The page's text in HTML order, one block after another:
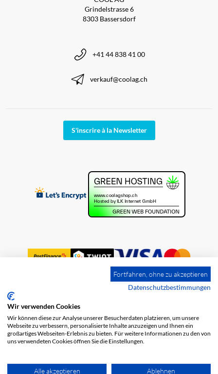
Grindelstrasse 6
8303 Bassersdorf
+41 44 838 41 00
verkauf@coolag.ch
S'inscrire à la Newsletter
Impression
Protection des données
Fortfahren, ohne zu akzeptieren
Datenschutzbestimmungen
Wir verwenden Cookies
Wir können diese zur Analyse unserer Besucherdaten platzieren, um unsere
Webseite zu verbessern, personalisierte Inhalte anzuzeigen und Ihnen ein
großartiges Webseiten-Erlebnis zu bieten. Für weitere Informationen zu den von
uns verwendeten Cookies öffnen Sie die Einstellungen.
Alle akzeptieren Ablehnen